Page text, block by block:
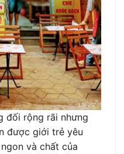
đối rộng rãi nhưng
được giới trẻ yêu
và chất của